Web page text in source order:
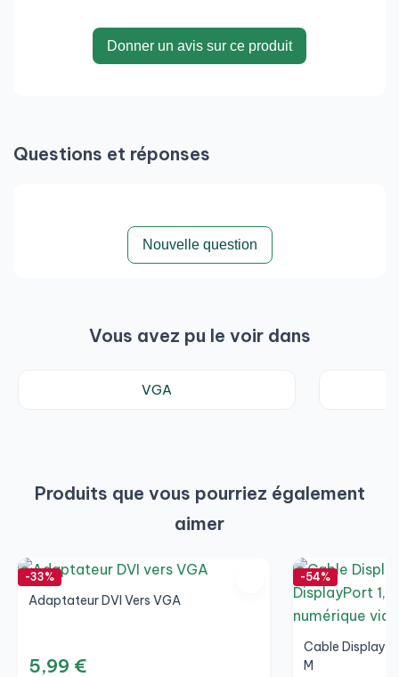
Donner un avis sur ce produit
Questions et réponses
Nouvelle question
Vous avez pu le voir dans
VGA
Produits que vous pourriez également
aimer
-33%
Adaptateur DVI Vers VGA
5,99 €
-54%
Cable
M